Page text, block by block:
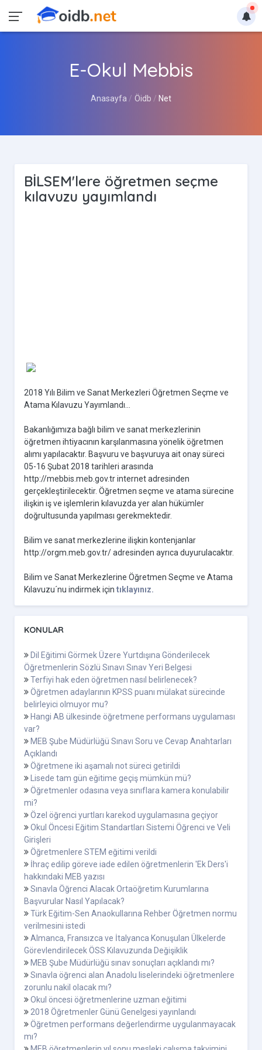
E-Okul Mebbis
Anasayfa Öidb Net
BİLSEM'lere öğretmen seçme
kılavuzu yayımlandı
2018 Yılı Bilim ve Sanat Merkezleri Öğretmen Seçme ve
Atama Kılavuzu Yayımlandı...
Bakanlığımıza bağlı bilim ve sanat merkezlerinin
öğretmen ihtiyacının karşılanmasına yönelik öğretmen
alımı yapılacaktır. Başvuru ve başvuruya ait onay süreci
05-16 Şubat 2018 tarihleri arasında
http://mebbis.meb.gov.tr internet adresinden
gerçekleştirilecektir. Öğretmen seçme ve atama sürecine
ilişkin iş ve işlemlerin kılavuzda yer alan hükümler
doğrultusunda yapılması gerekmektedir.
Bilim ve sanat merkezlerine ilişkin kontenjanlar
http://orgm.meb.gov.tr/ adresinden ayrıca duyurulacaktır.
Bilim ve Sanat Merkezlerine Öğretmen Seçme ve Atama
Kılavuzu´nu indirmek için tıklayınız.
KONULAR
Dil Eğitimi Görmek Üzere Yurtdışına Gönderilecek
Öğretmenlerin Sözlü Sınavı Sınav Yeri Belgesi
Terfiyi hak eden öğretmen nasıl belirlenecek?
Öğretmen adaylarının KPSS puanı mülakat sürecinde
belirleyici olmuyor mu?
Hangi AB ülkesinde öğretmene performans uygulaması
var?
MEB Şube Müdürlüğü Sınavı Soru ve Cevap Anahtarları
Açıklandı
Öğretmene iki aşamalı not süreci getirildi
Lisede tam gün eğitime geçiş mümkün mü?
Öğretmenler odasına veya sınıflara kamera konulabilir
mi?
Özel öğrenci yurtları karekod uygulamasına geçiyor
Okul Öncesi Eğitim Standartları Sistemi Öğrenci ve Veli
Girişleri
Öğretmenlere STEM eğitimi verildi
İhraç edilip göreve iade edilen öğretmenlerin 'Ek Ders'i
hakkındaki MEB yazısı
Sınavla Öğrenci Alacak Ortaöğretim Kurumlarına
Başvurular Nasıl Yapılacak?
Türk Eğitim-Sen Anaokullarına Rehber Öğretmen normu
verilmesini istedi
Almanca, Fransızca ve İtalyanca Konuşulan Ülkelerde
Görevlendirilecek ÖSS Kılavuzunda Değişiklik
MEB Şube Müdürlüğü sınav sonuçları açıklandı mı?
Sınavla öğrenci alan Anadolu liselerindeki öğretmenlere
zorunlu nakil olacak mı?
Okul öncesi öğretmenlerine uzman eğitimi
2018 Öğretmenler Günü Genelgesi yayınlandı
Öğretmen performans değerlendirme uygulanmayacak
mı?